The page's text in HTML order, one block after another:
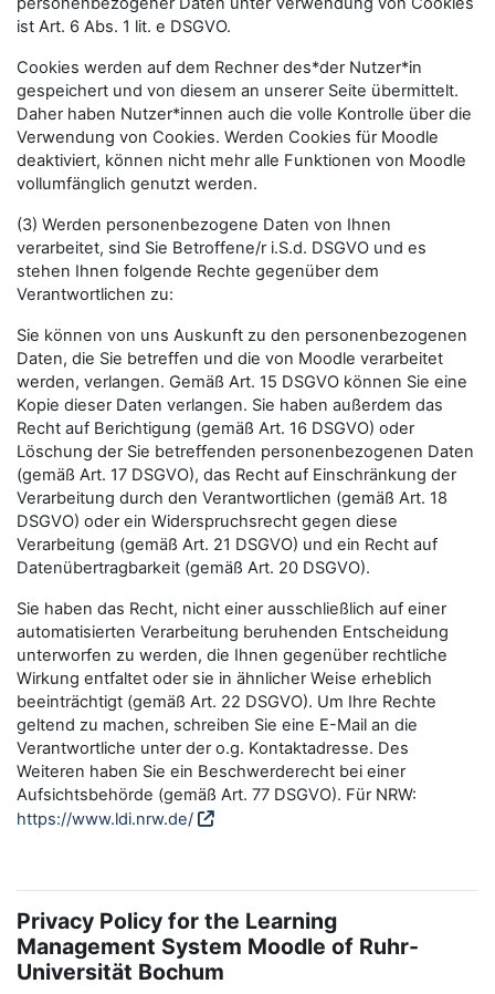
ist Art. 6 Abs. 1 lit. e DSGVO.
Cookies werden auf dem Rechner des*der Nutzer*in
gespeichert und von diesem an unserer Seite übermittelt.
Daher haben Nutzer*innen auch die volle Kontrolle über die
Verwendung von Cookies. Werden Cookies für Moodle
deaktiviert, können nicht mehr alle Funktionen von Moodle
vollumfänglich genutzt werden.
(3) Werden personenbezogene Daten von Ihnen
verarbeitet, sind Sie Betroffene/r i.S.d. DSGVO und es
stehen Ihnen folgende Rechte gegenüber dem
Verantwortlichen zu:
Sie können von uns Auskunft zu den personenbezogenen
Daten, die Sie betreffen und die von Moodle verarbeitet
werden, verlangen. Gemäß Art. 15 DSGVO können Sie eine
Kopie dieser Daten verlangen. Sie haben außerdem das
Recht auf Berichtigung (gemäß Art. 16 DSGVO) oder
Löschung der Sie betreffenden personenbezogenen Daten
(gemäß Art. 17 DSGVO), das Recht auf Einschränkung der
Verarbeitung durch den Verantwortlichen (gemäß Art. 18
DSGVO) oder ein Widerspruchsrecht gegen diese
Verarbeitung (gemäß Art. 21 DSGVO) und ein Recht auf
Datenübertragbarkeit (gemäß Art. 20 DSGVO).
Sie haben das Recht, nicht einer ausschließlich auf einer
automatisierten Verarbeitung beruhenden Entscheidung
unterworfen zu werden, die Ihnen gegenüber rechtliche
Wirkung entfaltet oder sie in ähnlicher Weise erheblich
beeinträchtigt (gemäß Art. 22 DSGVO). Um Ihre Rechte
geltend zu machen, schreiben Sie eine E-Mail an die
Verantwortliche unter der o.g. Kontaktadresse. Des
Weiteren haben Sie ein Beschwerderecht bei einer
Aufsichtsbehörde (gemäß Art. 77 DSGVO). Für NRW:
https://www.ldi.nrw.de/
Privacy Policy for the Learning
Management System Moodle of Ruhr-
Universität Bochum